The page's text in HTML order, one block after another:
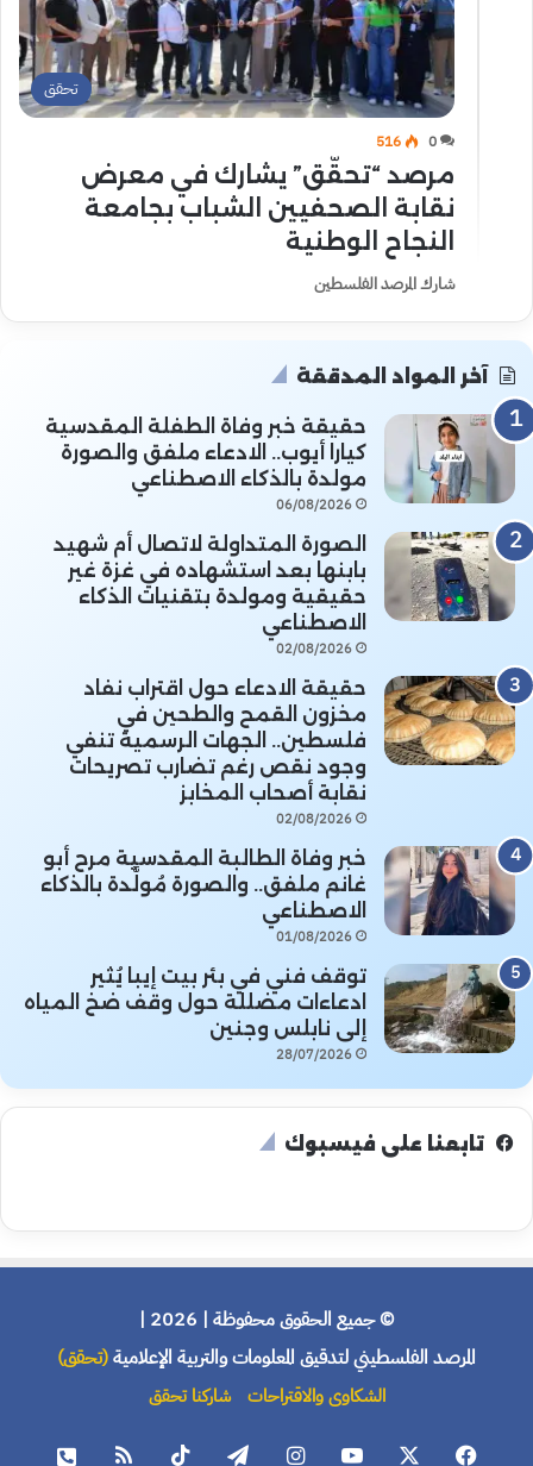
تحقق
0
516
مرصد “تحقّق” يشارك في معرض
نقابة الصحفيين الشباب بجامعة
النجاح الوطنية
شارك المرصد الفلسطين
آخر المواد المدققة
حقيقة خبر وفاة الطفلة المقدسية
كيارا أيوب.. الادعاء ملفق والصورة
مولدة بالذكاء الاصطناعي
06/08/2026
الصورة المتداولة لاتصال أم شهيد
بابنها بعد استشهاده في غزة غير
حقيقية ومولدة بتقنيات الذكاء
الاصطناعي
02/08/2026
حقيقة الادعاء حول اقتراب نفاد
مخزون القمح والطحين في
فلسطين.. الجهات الرسمية تنفي
وجود نقص رغم تضارب تصريحات
نقابة أصحاب المخابز
02/08/2026
خبر وفاة الطالبة المقدسية مرح أبو
غانم ملفق.. والصورة مُولَّدة بالذكاء
الاصطناعي
01/08/2026
توقف فني في بئر بيت إيبا يُثير
ادعاءات مضللة حول وقف ضخ المياه
إلى نابلس وجنين
28/07/2026
تابعنا على فيسبوك
© جميع الحقوق محفوظة | 2026 |
المرصد الفلسطيني لتدقيق المعلومات والتربية الإعلامية(تحقق)
الشكاوى والاقتراحات شاركنا تحقق
فيسبوك يوتيوب انستقرام تيلقرام ‫TikTok ملخص